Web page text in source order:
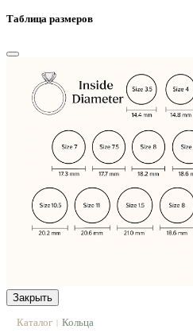
Таблица размеров
Закрыть
Каталог | Кольца